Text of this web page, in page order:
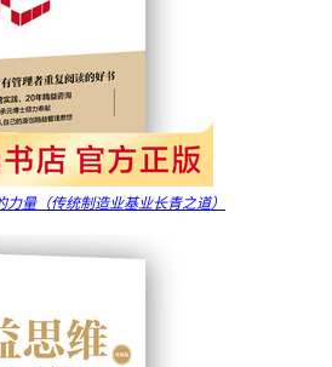
量（传统制造业基业长青之道）